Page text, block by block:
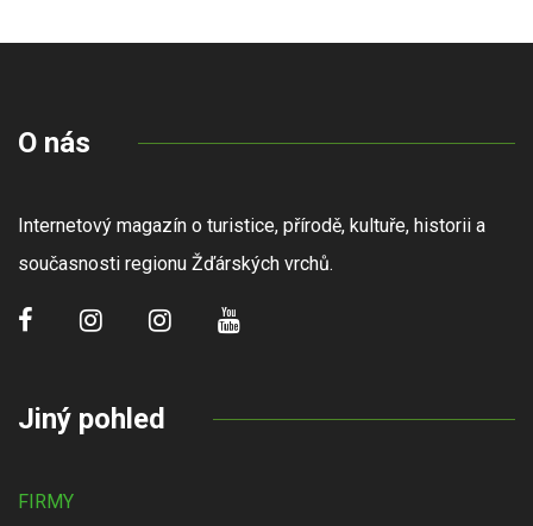
O nás
Internetový magazín o turistice, přírodě, kultuře, historii a
současnosti regionu Žďárských vrchů.
Jiný pohled
FIRMY